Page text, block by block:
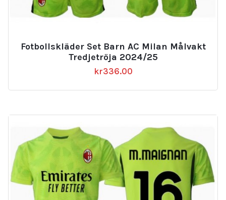
Fotbollskläder Set Barn AC Milan Målvakt
Tredjetröja 2024/25
kr336.00